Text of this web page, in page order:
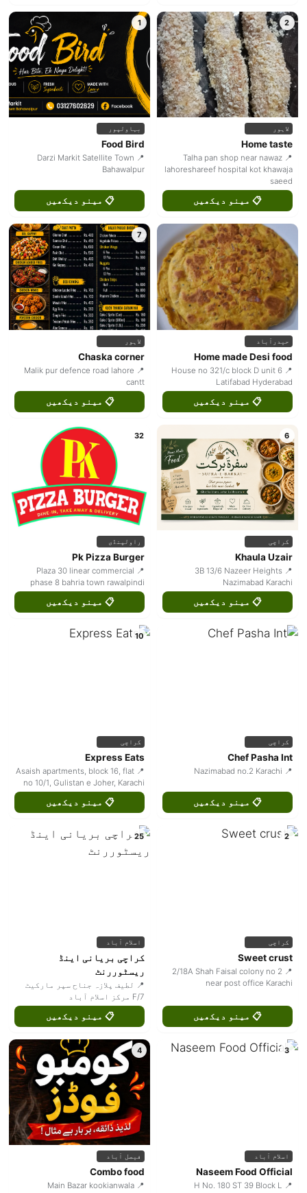
2
لاہور
Home taste
📍 Talha pan shop near nawaz
lahoreshareef hospital kot khawaja
saeed
📋 مینو دیکھیں
1
بہاولپور
Food Bird
📍 Darzi Markit Satellite Town
Bahawalpur
📋 مینو دیکھیں
حیدرآباد
Home made Desi food
📍 House no 321/c block D unit 6
Latifabad Hyderabad
📋 مینو دیکھیں
7
لاہور
Chaska corner
📍 Malik pur defence road lahore
cantt
📋 مینو دیکھیں
6
کراچی
Khaula Uzair
📍 3B 13/6 Nazeer Heights
Nazimabad Karachi
📋 مینو دیکھیں
32
راولپنڈی
Pk Pizza Burger
📍 Plaza 30 linear commercial
phase 8 bahria town rawalpindi
📋 مینو دیکھیں
کراچی
Chef Pasha Int
📍 Nazimabad no.2 Karachi
📋 مینو دیکھیں
10
کراچی
Express Eats
📍 Asaish apartments, block 16, flat
no 10/1, Gulistan e Joher, Karachi
📋 مینو دیکھیں
2
کراچی
Sweet crust
📍 2/18A Shah Faisal colony no 2
near post office Karachi
📋 مینو دیکھیں
25
اسلام آباد
کراچی بریانی اینڈ
ریسٹوررنٹ
📍 لطیف پلازہ جناح سپر مارکیٹ
F/7 مرکز اسلام آباد
📋 مینو دیکھیں
3
اسلام آباد
Naseem Food Official
📍 H No. 180 ST 39 Block L
4
فیصل آباد
Combo food
📍 Main Bazar kookianwala